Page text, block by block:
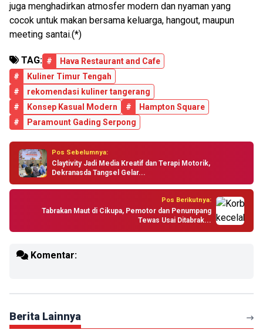
juga menghadirkan atmosfer modern dan nyaman yang
cocok untuk makan bersama keluarga, hangout, maupun
meeting santai.(*)
TAG: #
Hava Restaurant and Cafe
#
Kuliner Timur Tengah
#
rekomendasi kuliner tangerang
#
Konsep Kasual Modern #
Hampton Square
#
Paramount Gading Serpong
Pos Sebelumnya:
Claytivity Jadi Media Kreatif dan Terapi Motorik,
Dekranasda Tangsel Gelar...
Pos Berikutnya:
Tabrakan Maut di Cikupa, Pemotor dan Penumpang
Tewas Usai Ditabrak...
Komentar:
Berita Lainnya